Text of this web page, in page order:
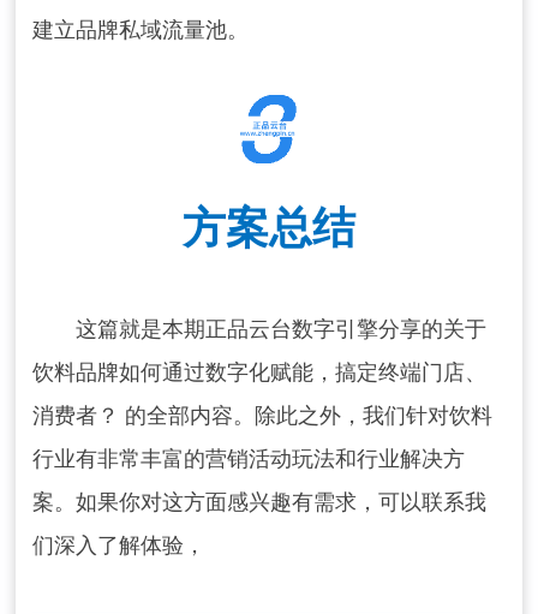
建立品牌私域流量池。
方案总结
这篇就是本期正品云台数字引擎分享的关于
饮料品牌如何通过数字化赋能，搞定终端门店、
消费者？ 的全部内容。除此之外，我们针对饮料
行业有非常丰富的营销活动玩法和行业解决方
案。如果你对这方面感兴趣有需求，可以联系我
们深入了解体验，